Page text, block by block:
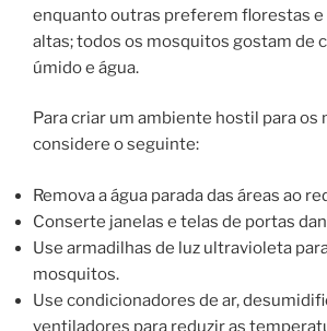
enquanto outras preferem florestas e
altas; todos os mosquitos gostam de
úmido e água.
Para criar um ambiente hostil para os
considere o seguinte:
Remova a água parada das áreas ao
Conserte janelas e telas de portas
Use armadilhas de luz ultravioleta
mosquitos.
Use condicionadores de ar,
ventiladores para reduzir as